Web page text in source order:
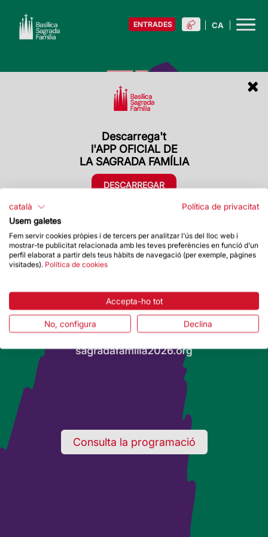
Descarrega't
l'APP OFICIAL DE
LA SAGRADA FAMÍLIA
DESCARREGAR
Descarrega't
l'APP OFICIAL DE
LA SAGRADA FAMÍLIA
DESCARREGAR
ENTRADES
Consulta la programació
català
Política de privacitat
Usem galetes
Fem servir cookies pròpies i de tercers per analitzar l'ús del lloc web i
mostrar-te publicitat relacionada amb les teves preferències en funció d'un
perfil elaborat a partir dels teus hàbits de navegació (per exemple, pàgines
visitades). Política de cookies
Accepta-ho tot
No, configura Declina